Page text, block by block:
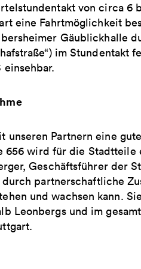
von circa 6
eine Fahrtmöglichkeit
Gäublickhalle
im Stundentakt
einsehbar.
unseren Partnern eine
656 wird für die Stadtteile
Geschäftsführer der
partnerschaftliche
und wachsen kann.
Leonbergs und im